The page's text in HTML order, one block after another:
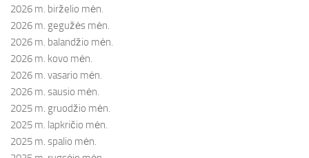
2026 m. birželio mėn.
2026 m. gegužės mėn.
2026 m. balandžio mėn.
2026 m. kovo mėn.
2026 m. vasario mėn.
2026 m. sausio mėn.
2025 m. gruodžio mėn.
2025 m. lapkričio mėn.
2025 m. spalio mėn.